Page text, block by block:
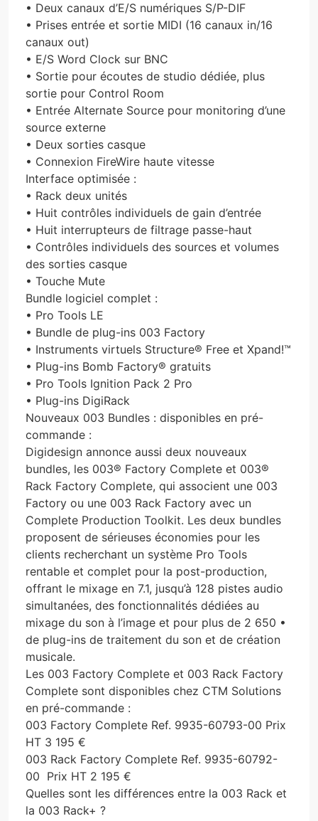
• Deux canaux d’E/S numériques S/P-DIF
• Prises entrée et sortie MIDI (16 canaux in/16
canaux out)
• E/S Word Clock sur BNC
• Sortie pour écoutes de studio dédiée, plus
sortie pour Control Room
• Entrée Alternate Source pour monitoring d’une
source externe
• Deux sorties casque
• Connexion FireWire haute vitesse
Interface optimisée :
• Rack deux unités
• Huit contrôles individuels de gain d’entrée
• Huit interrupteurs de filtrage passe-haut
• Contrôles individuels des sources et volumes
des sorties casque
• Touche Mute
Bundle logiciel complet :
• Pro Tools LE
• Bundle de plug-ins 003 Factory
• Instruments virtuels Structure® Free et Xpand!™
• Plug-ins Bomb Factory® gratuits
• Pro Tools Ignition Pack 2 Pro
• Plug-ins DigiRack
Nouveaux 003 Bundles : disponibles en pré-
commande :
Digidesign annonce aussi deux nouveaux
bundles, les 003® Factory Complete et 003®
Rack Factory Complete, qui associent une 003
Factory ou une 003 Rack Factory avec un
Complete Production Toolkit. Les deux bundles
proposent de sérieuses économies pour les
clients recherchant un système Pro Tools
rentable et complet pour la post-production,
offrant le mixage en 7.1, jusqu’à 128 pistes audio
simultanées, des fonctionnalités dédiées au
mixage du son à l’image et pour plus de 2 650 •
de plug-ins de traitement du son et de création
musicale.
Les 003 Factory Complete et 003 Rack Factory
Complete sont disponibles chez CTM Solutions
en pré-commande :
003 Factory Complete Ref. 9935-60793-00 Prix
HT 3 195 €
003 Rack Factory Complete Ref. 9935-60792-
00 Prix HT 2 195 €
Quelles sont les différences entre la 003 Rack et
la 003 Rack+ ?